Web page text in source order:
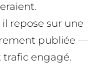
repose sur une
publiée —
engagé.